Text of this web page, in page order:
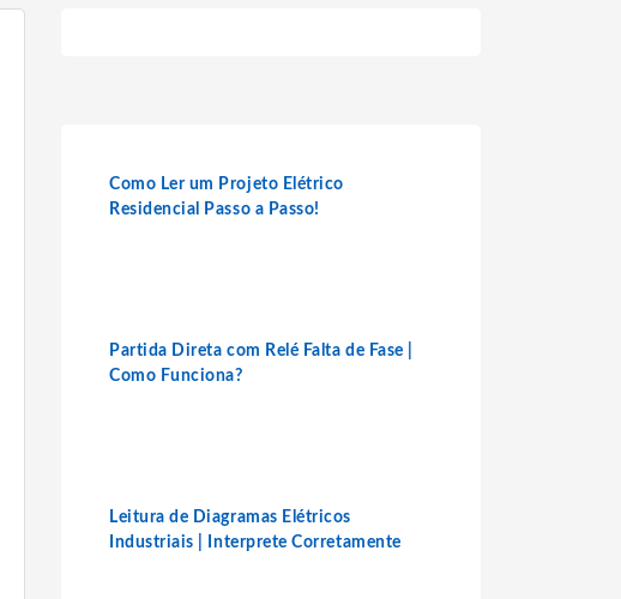
Como Ler um Projeto Elétrico
Residencial Passo a Passo!
Partida Direta com Relé Falta de Fase |
Como Funciona?
Leitura de Diagramas Elétricos
Industriais | Interprete Corretamente